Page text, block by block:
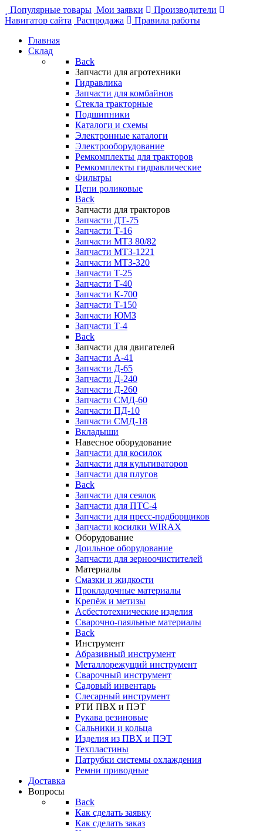
Популярные товары Мои заявки
Производители
Навигатор сайта Распродажа
Правила работы
Главная
Склад
Back
Запчасти для агротехники
Гидравлика
Запчасти для комбайнов
Стекла тракторные
Подшипники
Каталоги и схемы
Электронные каталоги
Электрооборудование
Ремкомплекты для тракторов
Ремкомплекты гидравлические
Фильтры
Цепи роликовые
Back
Запчасти для тракторов
Запчасти ДТ-75
Запчасти Т-16
Запчасти МТЗ 80/82
Запчасти МТЗ-1221
Запчасти МТЗ-320
Запчасти Т-25
Запчасти Т-40
Запчасти К-700
Запчасти Т-150
Запчасти ЮМЗ
Запчасти Т-4
Back
Запчасти для двигателей
Запчасти А-41
Запчасти Д-65
Запчасти Д-240
Запчасти Д-260
Запчасти СМД-60
Запчасти ПД-10
Запчасти СМД-18
Вкладыши
Навесное оборудование
Запчасти для косилок
Запчасти для культиваторов
Запчасти для плугов
Back
Запчасти для сеялок
Запчасти для ПТС-4
Запчасти для пресс-подборщиков
Запчасти косилки WIRAX
Оборудование
Доильное оборудование
Запчасти для зерноочистителей
Материалы
Смазки и жидкости
Прокладочные материалы
Крепёж и метизы
Асбестотехнические изделия
Сварочно-паяльные материалы
Back
Инструмент
Абразивный инструмент
Металлорежущий инструмент
Сварочный инструмент
Садовый инвентарь
Слесарный инструмент
РТИ ПВХ и ПЭТ
Рукава резиновые
Сальники и кольца
Изделия из ПВХ и ПЭТ
Техпластины
Патрубки системы охлаждения
Ремни приводные
Доставка
Вопросы
Back
Как сделать заявку
Как сделать заказ